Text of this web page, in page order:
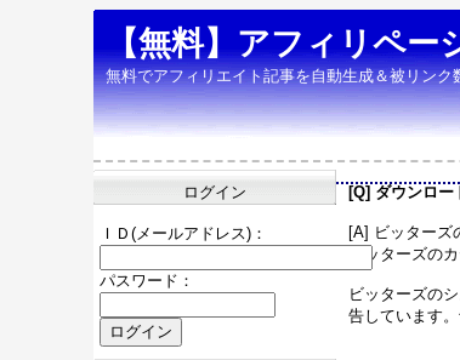
【無料】アフィリペー
無料でアフィリエイト記事を自動生成＆被リン
[Q] ダウンロー
[A] ビッターズ
ビッターズの
ビッターズの
告しています。
ログイン
ＩＤ(メールアドレス)：
パスワード：